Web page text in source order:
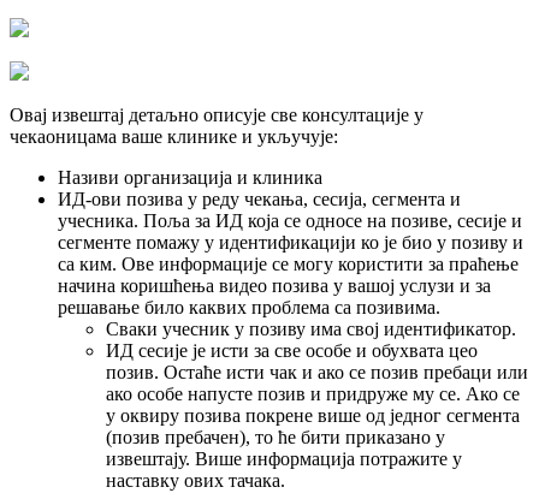
Овај извештај детаљно описује све консултације у
чекаоницама ваше клинике и укључује:
Називи организација и клиника
ИД-ови позива у реду чекања, сесија, сегмента и
учесника. Поља за ИД која се односе на позиве, сесије и
сегменте помажу у идентификацији ко је био у позиву и
са ким. Ове информације се могу користити за праћење
начина коришћења видео позива у вашој услузи и за
решавање било каквих проблема са позивима.
Сваки учесник у позиву има свој идентификатор.
ИД сесије је исти за све особе и обухвата цео
позив. Остаће исти чак и ако се позив пребаци или
ако особе напусте позив и придруже му се. Ако се
у оквиру позива покрене више од једног сегмента
(позив пребачен), то ће бити приказано у
извештају. Више информација потражите у
наставку ових тачака.